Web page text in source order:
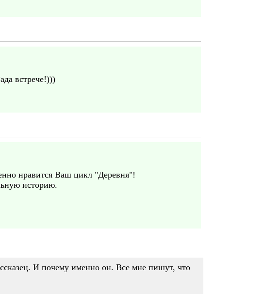
встрече!)))
нравится Ваш цикл "Деревня"!
историю.
И почему именно он. Все мне пишут, что